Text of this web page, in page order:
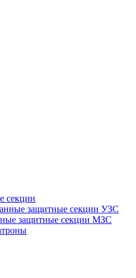
секции
защитные секции УЗС
защитные секции МЗС